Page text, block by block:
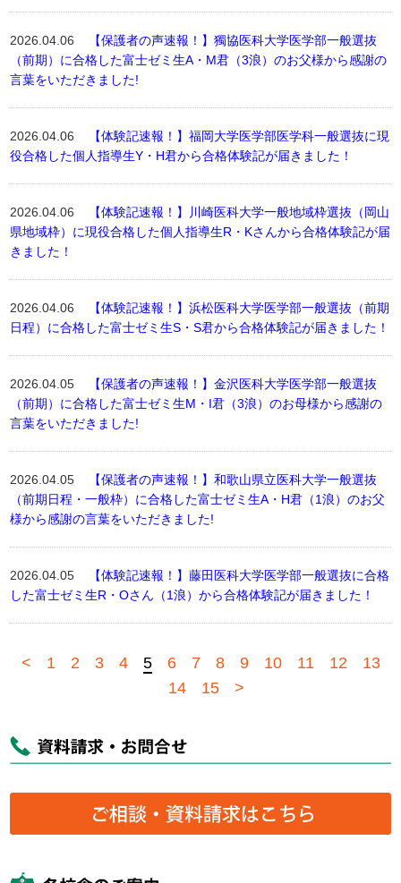
2026.04.06
【保護者の声速報！】獨協医科大学医学部一般選抜
（前期）に合格した富士ゼミ生A・M君（3浪）のお父様から感謝の
言葉をいただきました!
2026.04.06
【体験記速報！】福岡大学医学部医学科一般選抜に現
役合格した個人指導生Y・H君から合格体験記が届きました！
2026.04.06
【体験記速報！】川崎医科大学一般地域枠選抜（岡山
県地域枠）に現役合格した個人指導生R・Kさんから合格体験記が届
きました！
2026.04.06
【体験記速報！】浜松医科大学医学部一般選抜（前期
日程）に合格した富士ゼミ生S・S君から合格体験記が届きました！
2026.04.05
【保護者の声速報！】金沢医科大学医学部一般選抜
（前期）に合格した富士ゼミ生M・I君（3浪）のお母様から感謝の
言葉をいただきました!
2026.04.05
【保護者の声速報！】和歌山県立医科大学一般選抜
（前期日程・一般枠）に合格した富士ゼミ生A・H君（1浪）のお父
様から感謝の言葉をいただきました!
2026.04.05
【体験記速報！】藤田医科大学医学部一般選抜に合格
した富士ゼミ生R・Oさん（1浪）から合格体験記が届きました！
< 1 2 3 4 5 6 7 8 9 10 11 12
13
14
15 >